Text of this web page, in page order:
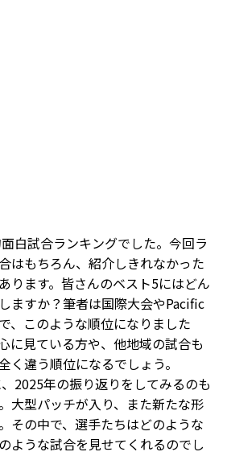
白試合ランキングでした。今回ラ
はもちろん、紹介しきれなかった
ります。皆さんのベスト5にはどん
ますか？筆者は国際大会やPacific
、このような順位になりました
に見ている方や、他地域の試合も
く違う順位になるでしょう。
2025年の振り返りをしてみるのも
大型パッチが入り、また新たな形
その中で、選手たちはどのような
ような試合を見せてくれるのでし